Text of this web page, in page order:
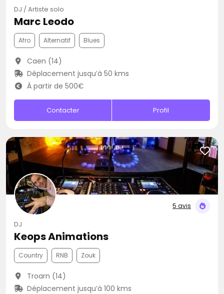
DJ / Artiste solo
Marc Leodo
Afro Alternatif Blues
Caen (14)
Déplacement jusqu’à 50 kms
À partir de 500€
Contacter Profil
5 avis
DJ
Keops Animations
Country RNB Zouk
Troarn (14)
Déplacement jusqu’à 100 kms